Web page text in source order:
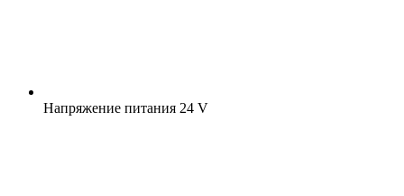
Напряжение питания 24 V